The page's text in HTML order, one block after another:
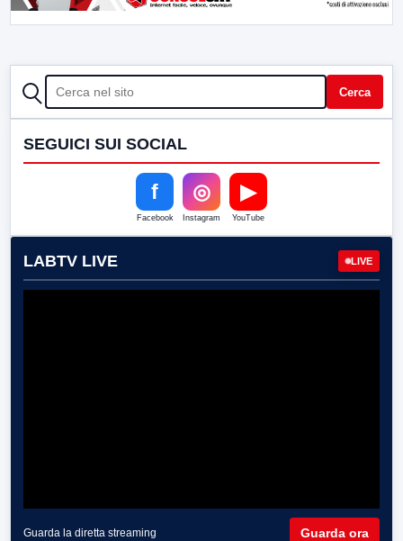
CERCA Cerca
SEGUICI SUI SOCIAL
f
Facebook
◎
Instagram
▶
YouTube
LABTV LIVE LIVE
Guarda la diretta streaming Guarda ora